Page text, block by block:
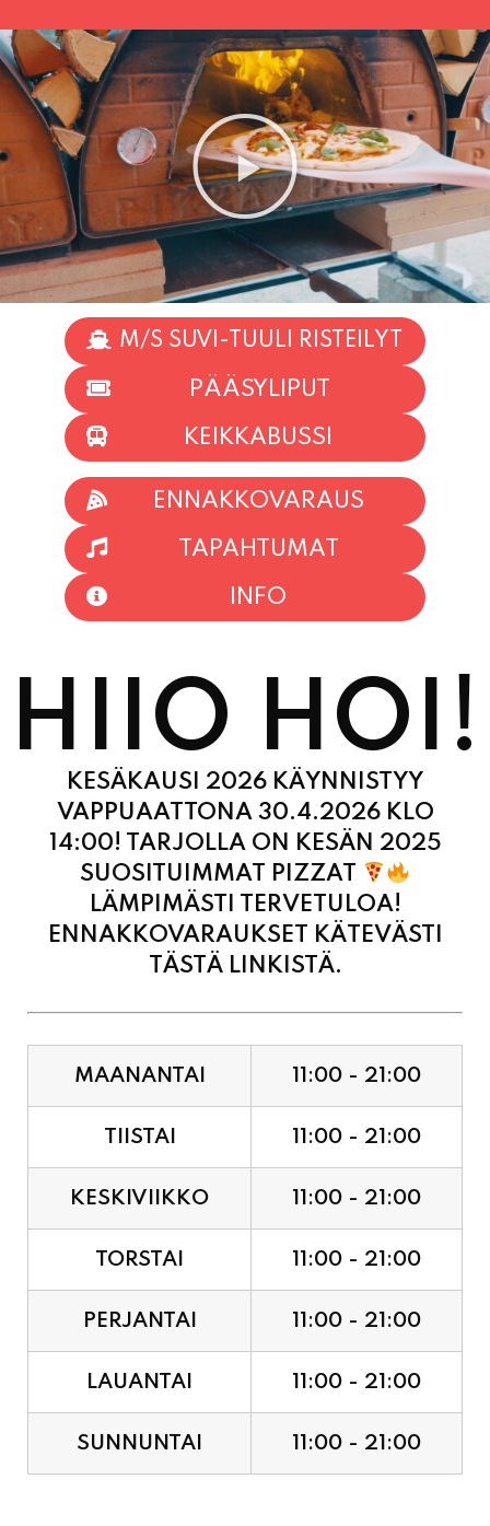
M/S SUVI-TUULI RISTEILYT
PÄÄSYLIPUT
KEIKKABUSSI
ENNAKKOVARAUS
TAPAHTUMAT
INFO
HIIO HOI!
KESÄKAUSI 2026 KÄYNNISTYY
VAPPUAATTONA 30.4.2026 KLO
14:00! TARJOLLA ON KESÄN 2025
SUOSITUIMMAT PIZZAT
LÄMPIMÄSTI TERVETULOA!
ENNAKKOVARAUKSET KÄTEVÄSTI
TÄSTÄ LINKISTÄ.
MAANANTAI 11:00 - 21:00
TIISTAI 11:00 - 21:00
KESKIVIIKKO 11:00 - 21:00
TORSTAI 11:00 - 21:00
PERJANTAI 11:00 - 21:00
LAUANTAI 11:00 - 21:00
SUNNUNTAI 11:00 - 21:00